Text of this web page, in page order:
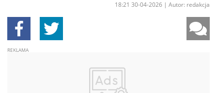
18:21 30-04-2026 | Autor: redakcja